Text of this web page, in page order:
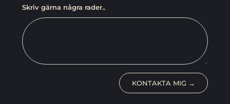
Skriv gärna några rader..
KONTAKTA MIG →